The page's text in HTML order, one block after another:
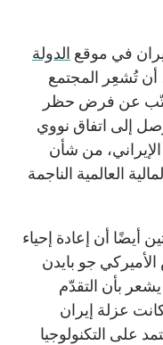
في موقع الدولة
أن تُشعِر المجتمع
عن فرض حظر
إلى اتفاق نووي
من شأن
العالمية الناجمة
أيضًا أن إعادة إحياء
الأميركي جو بايدن
بأن التقدّم
عزلة إيران
على التكنولوجيا